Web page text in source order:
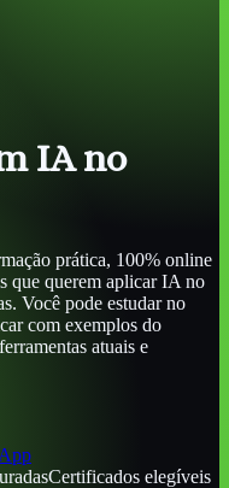
IA no
prática, 100% online
que querem aplicar IA no
Você pode estudarno
com exemplos do
atuais e
Certificados elegíveis